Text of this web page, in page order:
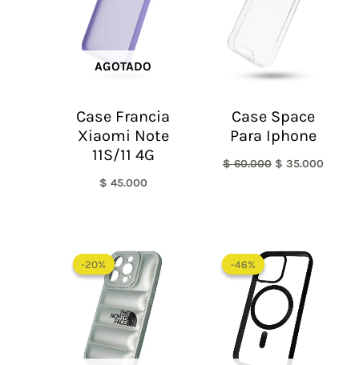
AGOTADO
Case Francia
Xiaomi Note
11S/11 4G
$ 45.000
Case Space
Para Iphone
$60.000 $ 35.000
-20%
-20%
precio
original
era:
$ 60.000.
-46%
-46%
precio
original
era:
$ 65.000.